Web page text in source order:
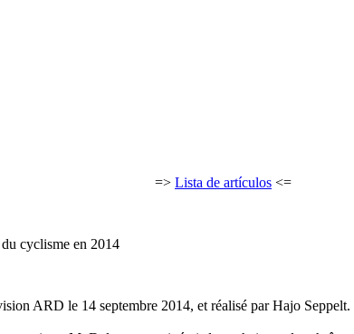
=> Lista de artículos <=
cyclisme en 2014
ARD le 14 septembre 2014, et réalisé par Hajo Seppelt.